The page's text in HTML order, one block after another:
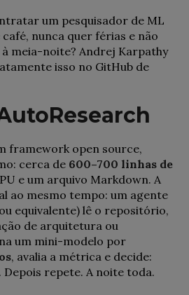
um pesquisador de ML
nunca quer férias e não
meia-noite? Andrej Karpathy
isso no GitHub de
framework open source,
cerca de 600–700 linhas de
e um arquivo Markdown. A
ao mesmo tempo: um agente
equivalente) lê o repositório,
de arquitetura ou
um mini-modelo por
, avalia a métrica e decide:
repete. A noite toda.